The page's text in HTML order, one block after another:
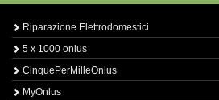
Riparazione Elettrodomestici
5 x 1000 onlus
CinquePerMilleOnlus
MyOnlus